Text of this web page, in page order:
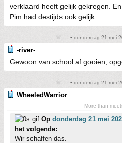
verklaard heeft gelijk gekregen.
Pim had destijds ook gelijk.
• donderdag 21 mei
-river-
Gewoon van school af gooien,
• donderdag 21 mei
WheeledWarrior
More than
Op donderdag 21 mei
het volgende:
Wir schaffen das.